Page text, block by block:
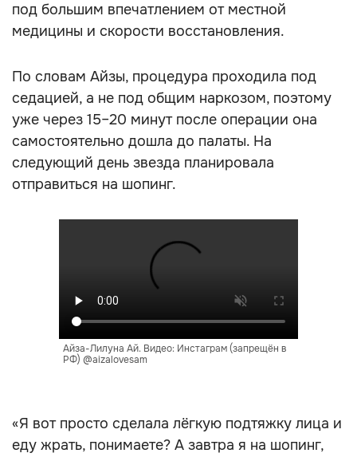
под большим впечатлением от местной
медицины и скорости восстановления.
По словам Айзы, процедура проходила под
седацией, а не под общим наркозом, поэтому
уже через 15–20 минут после операции она
самостоятельно дошла до палаты. На
следующий день звезда планировала
отправиться на шопинг.
Айза-Лилуна Ай. Видео: Инстаграм (запрещён в
РФ) @aizalovesam
«Я вот просто сделала лёгкую подтяжку лица и
еду жрать, понимаете? А завтра я на шопинг,